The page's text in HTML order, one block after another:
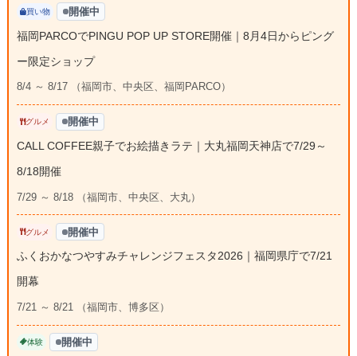
買い物 開催中
福岡PARCOでPINGU POP UP STORE開催｜8月4日からピング
ー限定ショップ
8/4 ～ 8/17 （福岡市、中央区、福岡PARCO）
グルメ 開催中
CALL COFFEE親子でお絵描きラテ｜大丸福岡天神店で7/29～
8/18開催
7/29 ～ 8/18 （福岡市、中央区、大丸）
グルメ 開催中
ふくおかなつやすみチャレンジフェスタ2026｜福岡県庁で7/21
開幕
7/21 ～ 8/21 （福岡市、博多区）
体験 開催中